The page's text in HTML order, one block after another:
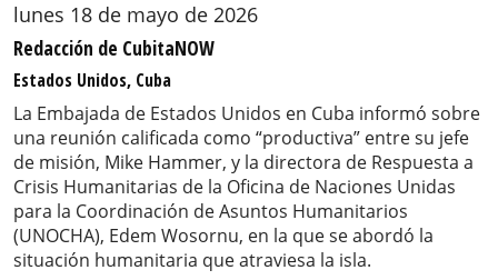
lunes 18 de mayo de 2026
Redacción de CubitaNOW
Estados Unidos, Cuba
La Embajada de Estados Unidos en Cuba informó sobre
una reunión calificada como “productiva” entre su jefe
de misión, Mike Hammer, y la directora de Respuesta a
Crisis Humanitarias de la Oficina de Naciones Unidas
para la Coordinación de Asuntos Humanitarios
(UNOCHA), Edem Wosornu, en la que se abordó la
situación humanitaria que atraviesa la isla.